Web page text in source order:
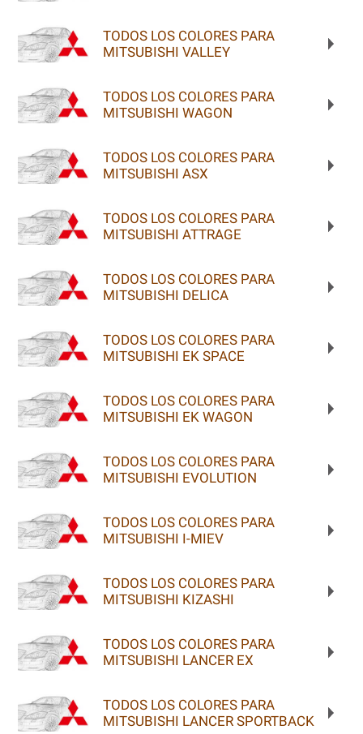
TODOS LOS COLORES PARA
MITSUBISHI VALLEY
TODOS LOS COLORES PARA
MITSUBISHI WAGON
TODOS LOS COLORES PARA
MITSUBISHI ASX
TODOS LOS COLORES PARA
MITSUBISHI ATTRAGE
TODOS LOS COLORES PARA
MITSUBISHI DELICA
TODOS LOS COLORES PARA
MITSUBISHI EK SPACE
TODOS LOS COLORES PARA
MITSUBISHI EK WAGON
TODOS LOS COLORES PARA
MITSUBISHI EVOLUTION
TODOS LOS COLORES PARA
MITSUBISHI I-MIEV
TODOS LOS COLORES PARA
MITSUBISHI KIZASHI
TODOS LOS COLORES PARA
MITSUBISHI LANCER EX
TODOS LOS COLORES PARA
MITSUBISHI LANCER SPORTBACK